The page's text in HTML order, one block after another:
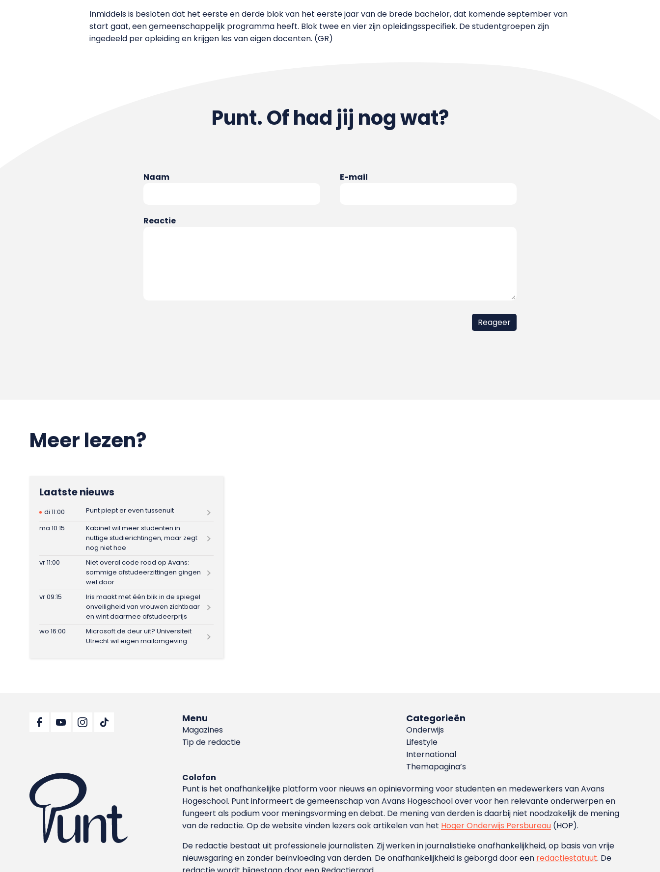
Inmiddels is besloten dat het eerste en derde blok van het eerste jaar van de brede bachelor, dat komende september van
start gaat, een gemeenschappelijk programma heeft. Blok twee en vier zijn opleidingsspecifiek. De studentgroepen zijn
ingedeeld per opleiding en krijgen les van eigen docenten. (GR)
Punt. Of had jij nog wat?
Naam E-mail
Reactie
Meer lezen?
Laatste nieuws
di 11:00
Punt piept er even tussenuit
ma 10:15
Kabinet wil meer studenten in
nuttige studierichtingen, maar zegt
nog niet hoe
vr 11:00
Niet overal code rood op Avans:
sommige afstudeerzittingen gingen
wel door
vr 09:15
Iris maakt met één blik in de spiegel
onveiligheid van vrouwen zichtbaar
en wint daarmee afstudeerprijs
wo 16:00
Microsoft de deur uit? Universiteit
Utrecht wil eigen mailomgeving
Menu
Magazines
Tip de redactie
Categorieën
Onderwijs
Lifestyle
International
Themapagina’s
Colofon
Punt is het onafhankelijke platform voor nieuws en opinievorming voor studenten en medewerkers van Avans
Hoge­school. Punt informeert de gemeenschap van Avans Hogeschool over voor hen relevante onderwerpen en
fungeert als podium voor meningsvorming en debat. De mening van derden is daarbij niet noodzakelijk de mening
van de redactie. Op de website vinden lezers ook artikelen van het Hoger Onderwijs Persbureau (HOP).
De redactie bestaat uit professionele journalisten. Zij werken in journalistieke onafhankelijkheid, op basis van vrije
nieuwsgaring en zonder beïnvloeding van derden. De onafhankelijkheid is geborgd door een redactiestatuut. De